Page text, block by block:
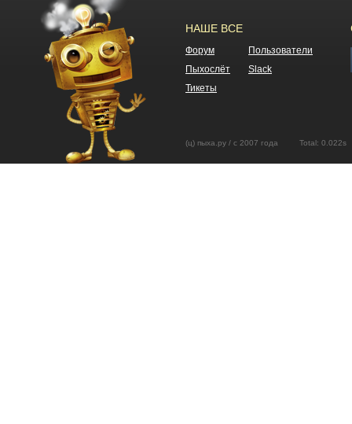
НАШЕ ВСЕ
Форум
Пользователи
Пыхослёт
Slack
Тикеты
(ц) пыха.ру / с 2007 года Total: